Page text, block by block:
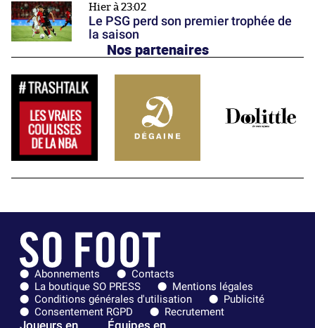
Hier à 23:02
Le PSG perd son premier trophée de
la saison
Nos partenaires
Abonnements
Contacts
La boutique SO PRESS
Mentions légales
Conditions générales d'utilisation
Publicité
Consentement RGPD
Recrutement